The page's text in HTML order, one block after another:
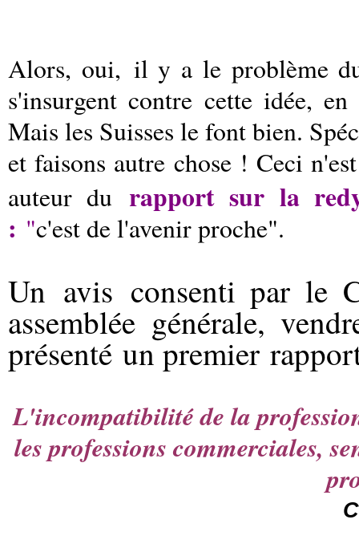
Alors, oui, il y a le problème
s'insurgent contre cette idée,
Mais les Suisses le font bien.
et faisons autre chose ! Ceci
auteur du rapport sur la
: "c'est de l'avenir proche".
Un avis consenti par le
assemblée générale,
présenté un premier
L'incompatibilité de la
les professions commerciales,